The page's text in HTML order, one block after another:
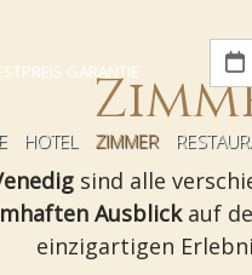
GARANTIE
HOTEL ZIMMER
sind alle
Ausblickauf
einzigartigen